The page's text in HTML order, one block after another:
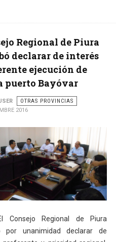
Regional de Piura
declarar de interés
ejecución de
puerto Bayóvar
OTRAS PROVINCIAS
2016
Consejo Regional de Piura
por unanimidad declarar de